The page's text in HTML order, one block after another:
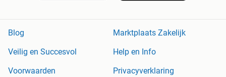
Blog
Marktplaats Zakelijk
Veilig en Succesvol
Help en Info
Voorwaarden
Privacyverklaring